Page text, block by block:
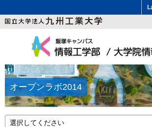
オープンラボ2014